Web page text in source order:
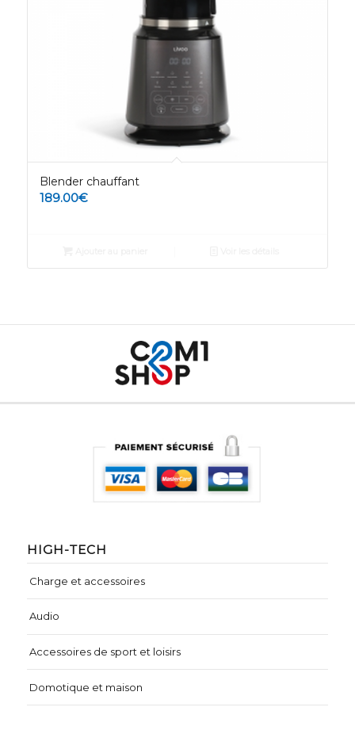
Blender chauffant
189.00€
HIGH-TECH
Charge et accessoires
Audio
Accessoires de sport et loisirs
Domotique et maison